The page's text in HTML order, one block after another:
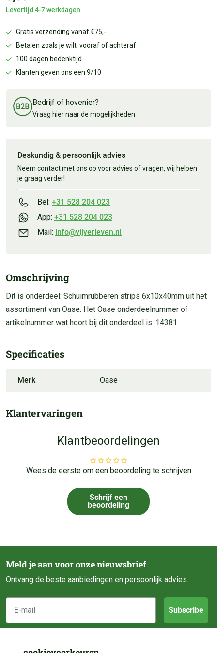
Levertijd 4-7 werkdagen
Gratis verzending vanaf €75,-
Betalen zoals je wilt, vooraf of achteraf
100 dagen bedenktijd
Klanten geven ons een 9/10
Bedrijf of hovenier?
Vraag hier naar de mogelijkheden
Deskundig & persoonlijk advies
Neem contact met ons op voor advies of vragen, wij helpen
je graag verder!
Bel: +31 528 204 023
App: +31 528 204 023
Mail: info@vijverleven.nl
Omschrijving
Dit is onderdeel: Schuimrubberen strips 6x10x40mm uit het
assortiment van Oase. Het Oase onderdeelnummer of
artikelnummer wat hoort bij dit onderdeel is: 14381
Specificaties
Merk Oase
Klantervaringen
Klantbeoordelingen
Wees de eerste om een beoordeling te schrijven
Schrijf een
beoordeling
Meld je aan voor onze nieuwsbrief
Ontvang de beste aanbiedingen en persoonlijk advies.
E-mail
Subscribe
Klantenservice